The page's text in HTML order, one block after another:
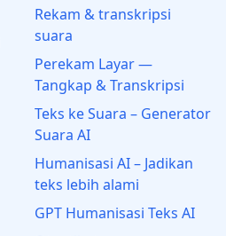
Rekam & transkripsi
suara
Perekam Layar —
Tangkap & Transkripsi
Teks ke Suara – Generator
Suara AI
Humanisasi AI – Jadikan
teks lebih alami
GPT Humanisasi Teks AI